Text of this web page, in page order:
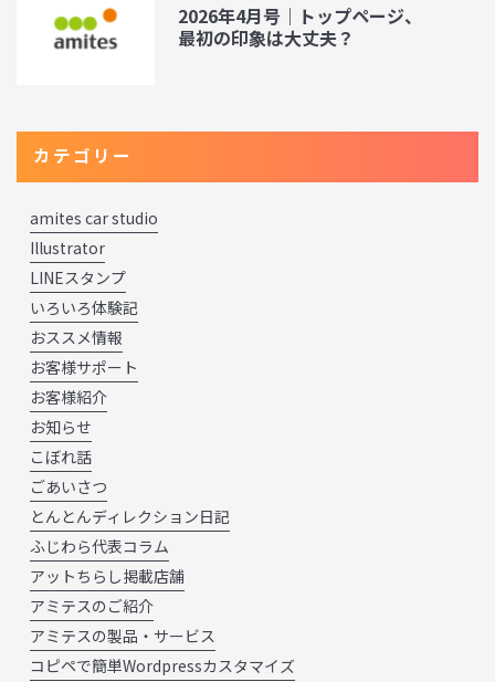
2026年4月号｜トップページ、
最初の印象は大丈夫？
カテゴリー
amites car studio
Illustrator
LINEスタンプ
いろいろ体験記
おススメ情報
お客様サポート
お客様紹介
お知らせ
こぼれ話
ごあいさつ
とんとんディレクション日記
ふじわら代表コラム
アットちらし掲載店舗
アミテスのご紹介
アミテスの製品・サービス
コピペで簡単Wordpressカスタマイズ